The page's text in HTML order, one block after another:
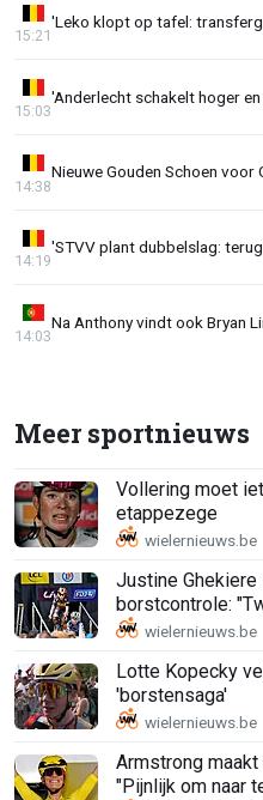
'Leko klopt op tafel:
15:21
'Anderlecht schakelt hoger
15:03
Nieuwe Gouden Schoen voor
14:38
'STVV plant dubbelslag:
14:19
Na Anthony vindt ook Bryan
14:03
Meer sportnieuws
Vollering moet
etappezege
Justine
borstcontrole:
Lotte Kopecky
'borstensaga'
Armstrong maakt
"Pijnlijk om naar